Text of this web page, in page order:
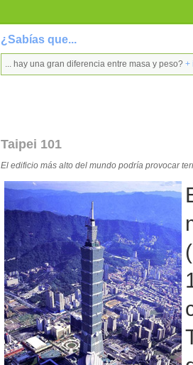
¿Sabías que...
... hay una gran diferencia entre masa y peso? +
Taipei 101
El edificio más alto del mundo podría provocar